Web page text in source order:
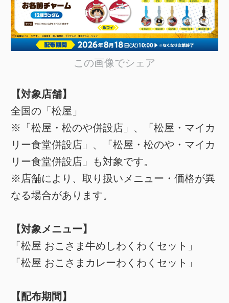
この画像でシェア
【対象店舗】
全国の「松屋」
※「松屋・松のや併設店」、「松屋・マイカ
リー食堂併設店」、「松屋・松のや・マイカ
リー食堂併設店」も対象です。
※店舗により、取り扱いメニュー・価格が異
なる場合があります。
【対象メニュー】
「松屋 おこさま牛めしわくわくセット」
「松屋 おこさまカレーわくわくセット」
【配布期間】